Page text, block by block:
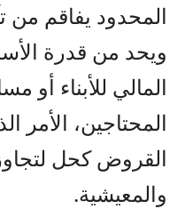
المحدود يفاقم من
ويحد من قدرة
المالي للأبناء أو
المحتاجين، الأمر
القروض كحل
والمعيشية.